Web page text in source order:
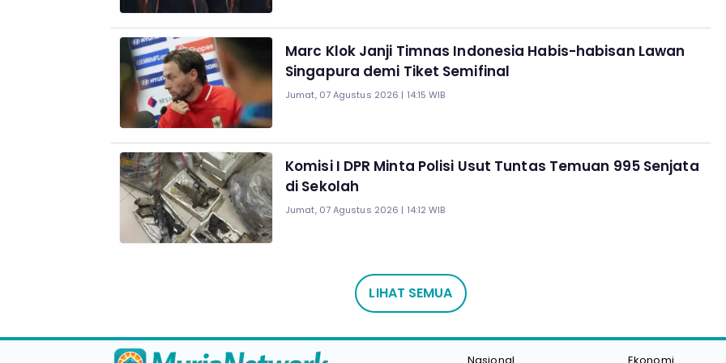
Marc Klok Janji Timnas Indonesia Habis-habisan Lawan
Singapura demi Tiket Semifinal
Jumat, 07 Agustus 2026 | 14:15 WIB
Komisi I DPR Minta Polisi Usut Tuntas Temuan 995 Senjata
di Sekolah
Jumat, 07 Agustus 2026 | 14:12 WIB
LIHAT SEMUA